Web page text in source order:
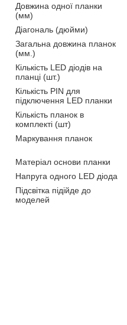
Довжина одної планки
(мм)
Діагональ (дюйми)
Загальна довжина планок
(мм.)
Кількість LED діодів на
планці (шт.)
Кількість PIN для
підключення LED планки
Кількість планок в
комплекті (шт)
Маркування планок
Матеріал основи планки
Напруга одного LED діода
Підсвітка підійде до
моделей